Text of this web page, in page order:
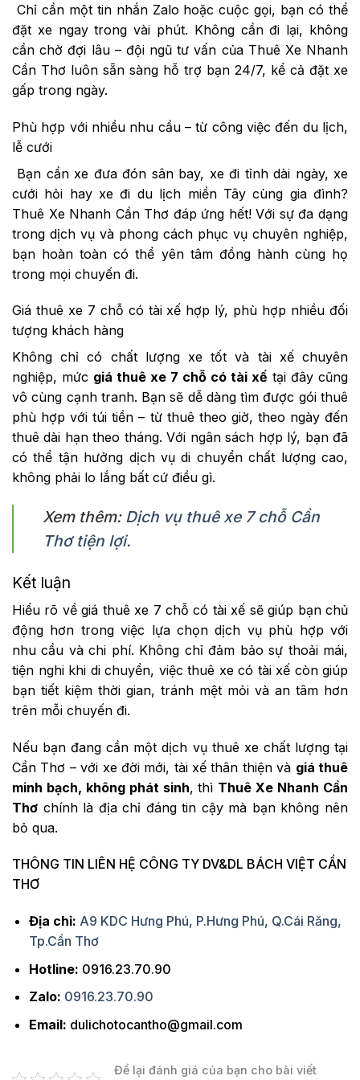
Chỉ cần một tin nhắn Zalo hoặc cuộc gọi, bạn có thể
đặt xe ngay trong vài phút. Không cần đi lại, không
cần chờ đợi lâu – đội ngũ tư vấn của Thuê Xe Nhanh
Cần Thơ luôn sẵn sàng hỗ trợ bạn 24/7, kể cả đặt xe
gấp trong ngày.
Phù hợp với nhiều nhu cầu – từ công việc đến du lịch,
lễ cưới
Bạn cần xe đưa đón sân bay, xe đi tỉnh dài ngày, xe
cưới hỏi hay xe đi du lịch miền Tây cùng gia đình?
Thuê Xe Nhanh Cần Thơ đáp ứng hết! Với sự đa dạng
trong dịch vụ và phong cách phục vụ chuyên nghiệp,
bạn hoàn toàn có thể yên tâm đồng hành cùng họ
trong mọi chuyến đi.
Giá thuê xe 7 chỗ có tài xế hợp lý, phù hợp nhiều đối
tượng khách hàng
Không chỉ có chất lượng xe tốt và tài xế chuyên
nghiệp, mức giá thuê xe 7 chỗ có tài xế tại đây cũng
vô cùng cạnh tranh. Bạn sẽ dễ dàng tìm được gói thuê
phù hợp với túi tiền – từ thuê theo giờ, theo ngày đến
thuê dài hạn theo tháng. Với ngân sách hợp lý, bạn đã
có thể tận hưởng dịch vụ di chuyển chất lượng cao,
không phải lo lắng bất cứ điều gì.
Xem thêm: Dịch vụ thuê xe 7 chỗ Cần
Thơ tiện lợi.
Kết luận
Hiểu rõ về giá thuê xe 7 chỗ có tài xế sẽ giúp bạn chủ
động hơn trong việc lựa chọn dịch vụ phù hợp với
nhu cầu và chi phí. Không chỉ đảm bảo sự thoải mái,
tiện nghi khi di chuyển, việc thuê xe có tài xế còn giúp
bạn tiết kiệm thời gian, tránh mệt mỏi và an tâm hơn
trên mỗi chuyến đi.
Nếu bạn đang cần một dịch vụ thuê xe chất lượng tại
Cần Thơ – với xe đời mới, tài xế thân thiện và giá thuê
minh bạch, không phát sinh, thì Thuê Xe Nhanh Cần
Thơ chính là địa chỉ đáng tin cậy mà bạn không nên
bỏ qua.
THÔNG TIN LIÊN HỆ CÔNG TY DV&DL BÁCH VIỆT CẦN
THƠ
Địa chỉ: A9 KDC Hưng Phú, P.Hưng Phú, Q.Cái Răng,
Tp.Cần Thơ
Hotline: 0916.23.70.90
Zalo: 0916.23.70.90
Email: dulichotocantho@gmail.com
Để lại đánh giá của bạn cho bài viết